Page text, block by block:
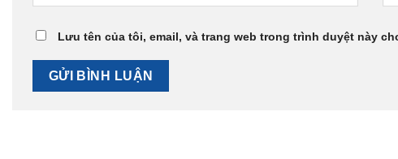
Lưu tên của tôi, email, và trang web trong trình duyệt này